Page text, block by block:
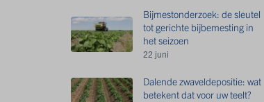
Bijmestonderzoek: de sleutel
tot gerichte bijbemesting in
het seizoen
22 juni
Dalende zwaveldepositie: wat
betekent dat voor uw teelt?